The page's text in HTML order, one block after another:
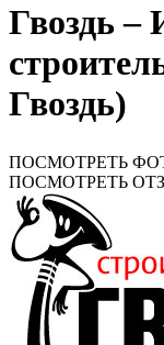
Гвоздь –
Гвоздь)
ПОСМОТРЕТЬ
ПОСМОТРЕТЬ